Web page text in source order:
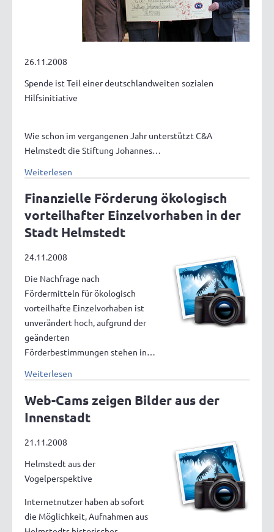
26.11.2008
Spende ist Teil einer deutschlandweiten sozialen
Hilfsinitiative
Wie schon im vergangenen Jahr unterstützt C&A
Helmstedt die Stiftung Johannes…
Weiterlesen
Finanzielle Förderung ökologisch
vorteilhafter Einzelvorhaben in der
Stadt Helmstedt
24.11.2008
Die Nachfrage nach
Fördermitteln für ökologisch
vorteilhafte Einzelvorhaben ist
unverändert hoch, aufgrund der
geänderten
Förderbestimmungen stehen in…
Weiterlesen
Web-Cams zeigen Bilder aus der
Innenstadt
21.11.2008
Helmstedt aus der
Vogelperspektive
Internetnutzer haben ab sofort
die Möglichkeit, Aufnahmen aus